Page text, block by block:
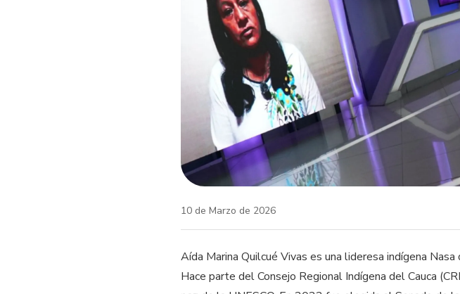
10 de Marzo de 2026
Aída Marina Quilcué Vivas es una lideresa indígena
Hace parte del Consejo Regional Indígena del Cauca